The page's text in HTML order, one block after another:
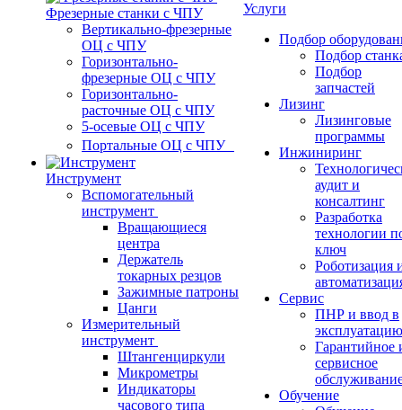
Фрезерные станки с ЧПУ
Вертикально-фрезерные
ОЦ с ЧПУ
Горизонтально-
фрезерные ОЦ с ЧПУ
Горизонтально-
расточные ОЦ с ЧПУ
5-осевые ОЦ с ЧПУ
Портальные ОЦ с ЧПУ
Инструмент
Вспомогательный
инструмент
Вращающиеся
центра
Держатель
токарных резцов
Зажимные патроны
Цанги
Измерительный
инструмент
Штангенциркули
Микрометры
Индикаторы
часового типа
Услуги
Подбор
Подбор
Подбор
запчастей
Лизинг
Лизинговые
программы
Инжиниринг
аудит и
консалтинг
Разработка
технологии
ключ
Роботизация
Сервис
ПНР и ввод в
эксплуатацию
Гарантийное
сервисное
Обучение